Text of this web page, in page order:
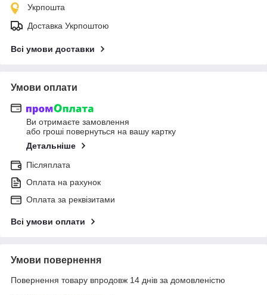
Укрпошта
Доставка Укрпоштою
Всі умови доставки
Умови оплати
Ви отримаєте замовлення
або гроші повернуться на вашу картку
Детальніше
Післяплата
Оплата на рахунок
Оплата за реквізитами
Всі умови оплати
Умови повернення
Повернення товару впродовж 14 днів за домовленістю